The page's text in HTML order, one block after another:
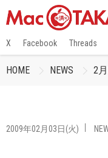
X Facebook Threads
HOME NEWS 2
2009年02月03日(火)